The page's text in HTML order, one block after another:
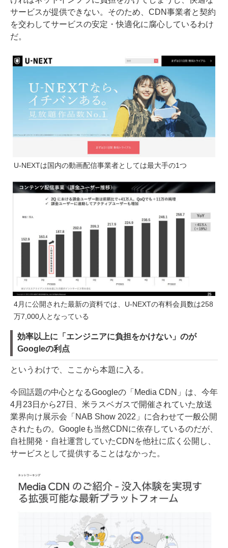
サービスが提供できない。そのため、CDN事業者と契約
を交わしてサービスの安定・快適化に腐心しているわけ
だ。
U-NEXTは国内の動画配信事業者としては最大手の1つ
4月に公開された最新の資料では、U-NEXTの有料会員数は258
万7,000人となっている
効率以上に「エンジニアに負担をかけない」のが
Googleの利点
というわけで、ここから本題に入る。
今回話題の中心となるGoogleの「Media CDN」は、今年
4月23日から27日、米ラスベガスで開催されていた放送
業界向け展示会「NAB Show 2022」に合わせて一般公開
されたもの。Googleも当然CDNに依存しているのだが、
自社開発・自社運営していたCDNを他社に広く公開し、
サービスとして提供することはなかった。